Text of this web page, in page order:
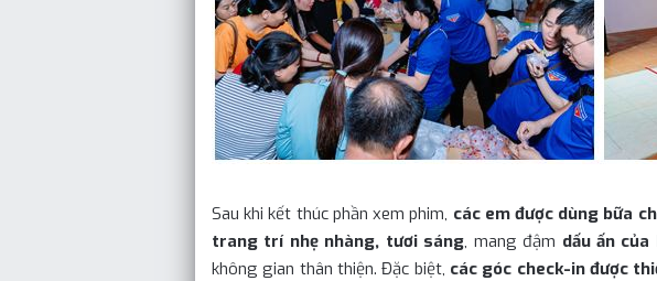
Sau khi kết thúc phần xem phim, các em được dùng bữa
trang trí nhẹ nhàng, tươi sáng, mang đậm dấu ấn
không gian thân thiện. Đặc biệt, các góc check-in được